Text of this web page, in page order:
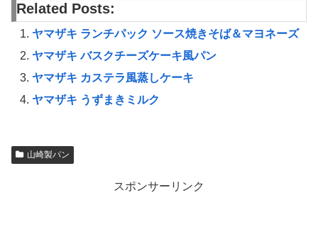
Related Posts:
ヤマザキ ランチパック ソース焼きそば＆マヨネーズ
ヤマザキ バスクチーズケーキ風パン
ヤマザキ カステラ風蒸しケーキ
ヤマザキ うずまきミルク
山崎製パン
スポンサーリンク